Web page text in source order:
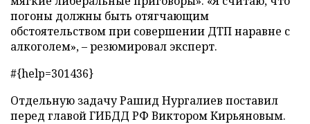
погоны должны быть отягчающим
обстоятельством при совершении ДТП наравне с
алкоголем», – резюмировал эксперт.
#{help=301436}
Отдельную задачу Рашид Нургалиев поставил
перед главой ГИБДД РФ Виктором Кирьяновым.